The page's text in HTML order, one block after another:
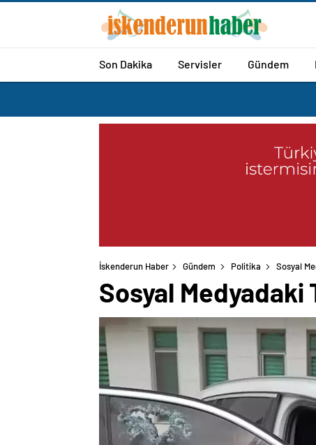
Son Dakika Servisler Gündem
İskenderun Haber Gündem Politika Sosyal
Sosyal Medyadaki